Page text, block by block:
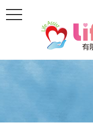
toggle
navigation